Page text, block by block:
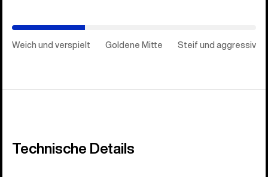
Weich und verspielt Goldene Mitte Steif und aggressiv
Technische Details